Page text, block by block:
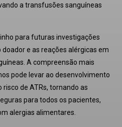
a transfusões sanguíneas
para futuras investigações
e as reações alérgicas em
A compreensão mais
pode levar ao desenvolvimento
de ATRs, tornando as
para todos os pacientes,
alergias alimentares.